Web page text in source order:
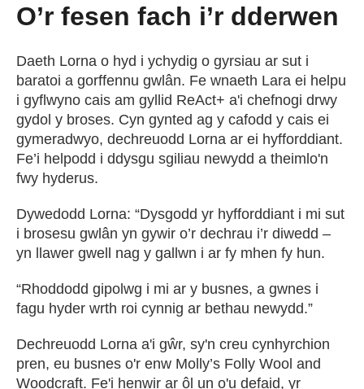
O’r fesen fach i’r dderwen
Daeth Lorna o hyd i ychydig o gyrsiau ar sut i
baratoi a gorffennu gwlân. Fe wnaeth Lara ei helpu
i gyflwyno cais am gyllid ReAct+ a'i chefnogi drwy
gydol y broses. Cyn gynted ag y cafodd y cais ei
gymeradwyo, dechreuodd Lorna ar ei hyfforddiant.
Fe’i helpodd i ddysgu sgiliau newydd a theimlo'n
fwy hyderus.
Dywedodd Lorna: “Dysgodd yr hyfforddiant i mi sut
i brosesu gwlân yn gywir o’r dechrau i’r diwedd –
yn llawer gwell nag y gallwn i ar fy mhen fy hun.
“Rhoddodd gipolwg i mi ar y busnes, a gwnes i
fagu hyder wrth roi cynnig ar bethau newydd.”
Dechreuodd Lorna a'i gŵr, sy'n creu cynhyrchion
pren, eu busnes o'r enw Molly’s Folly Wool and
Woodcraft. Fe'i henwir ar ôl un o'u defaid, yr